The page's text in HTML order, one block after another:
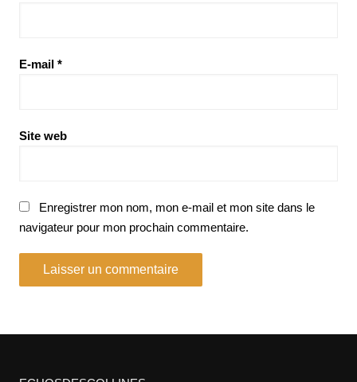
E-mail *
Site web
Enregistrer mon nom, mon e-mail et mon site dans le
navigateur pour mon prochain commentaire.